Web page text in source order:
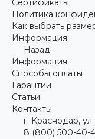
Политика
Как выбрать
Информация
Назад
Информация
Способы оплаты
Гарантии
Статьи
Контакты
г. Краснодар,
8 (800) 500-40-